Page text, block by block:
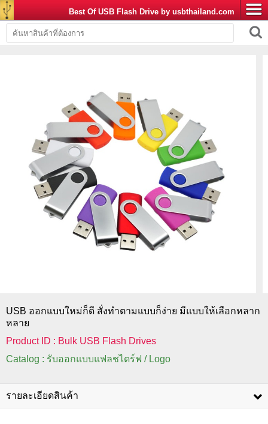
Best Of USB Flash Drive by usbthailand.com
USB ออกแบบใหม่ก็ดี สั่งทำตามแบบก็ง่าย มีแบบให้เลือกหลาก
หลาย
Product ID : Bulk USB Flash Drives
Catalog : รับออกแบบแฟลชไดร์ฟ / Logo
รายละเอียดสินค้า